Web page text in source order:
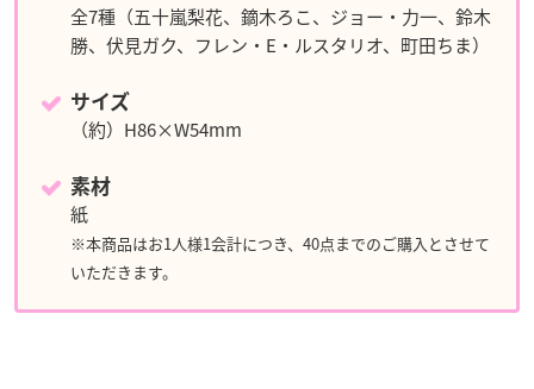
全7種（五十嵐梨花、鏑木ろこ、ジョー・力一、鈴木
勝、伏見ガク、フレン・E・ルスタリオ、町田ちま）
サイズ
（約）H86×W54mm
素材
紙
※本商品はお1人様1会計につき、40点までのご購入とさせて
いただきます。